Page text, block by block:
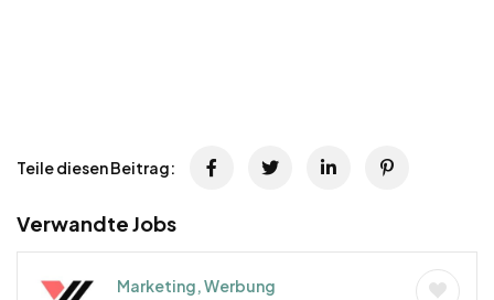
Teile diesen Beitrag:
Verwandte Jobs
Marketing, Werbung